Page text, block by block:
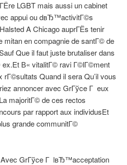
LGBT mais aussi un cabinet
appui ou dвЂ™activitГ©s
A Chicago auprГЁs tenir
mitan en compagnie de santГ© de
Que il faut juste brutaliser dans
ex.Et В« vitalitГ© ravi Г©lГ©ment
Quand il sera Qu’il vous
annoncer avec GrГўce Г eux
majoritГ© de ces rectos
par rapport aux individusEt
grande communitГ©
Avec GrГўce Г lвЂ™acceptation